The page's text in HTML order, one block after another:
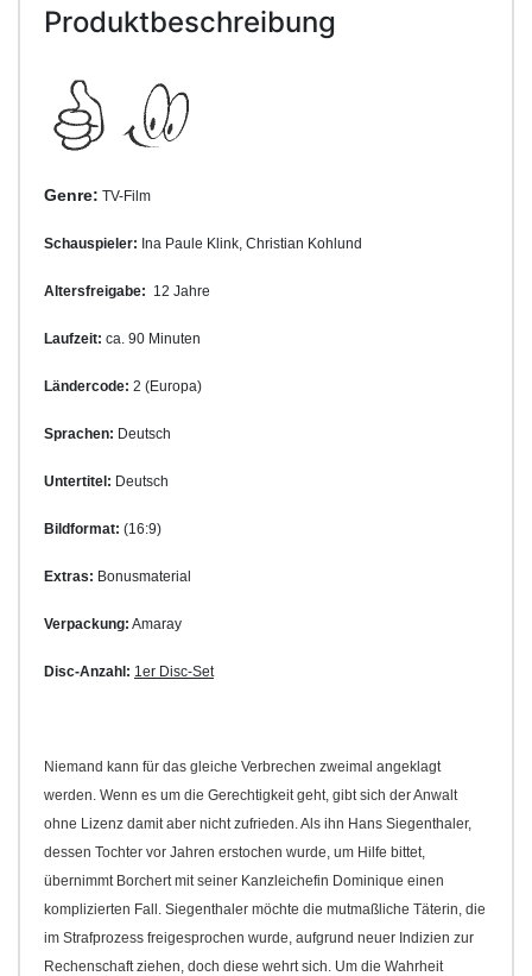
Produktbeschreibung
Genre: TV-Film
Schauspieler: Ina Paule Klink, Christian Kohlund
Altersfreigabe: 12 Jahre
Laufzeit: ca. 90 Minuten
Ländercode: 2 (Europa)
Sprachen: Deutsch
Untertitel: Deutsch
Bildformat: (16:9)
Extras: Bonusmaterial
Verpackung: Amaray
Disc-Anzahl: 1er Disc-Set
Niemand kann für das gleiche Verbrechen zweimal angeklagt
werden. Wenn es um die Gerechtigkeit geht, gibt sich der Anwalt
ohne Lizenz damit aber nicht zufrieden. Als ihn Hans Siegenthaler,
dessen Tochter vor Jahren erstochen wurde, um Hilfe bittet,
übernimmt Borchert mit seiner Kanzleichefin Dominique einen
komplizierten Fall. Siegenthaler möchte die mutmaßliche Täterin, die
im Strafprozess freigesprochen wurde, aufgrund neuer Indizien zur
Rechenschaft ziehen, doch diese wehrt sich. Um die Wahrheit